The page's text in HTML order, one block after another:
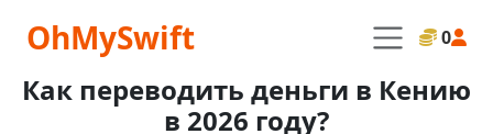
OhMySwift 0
Как переводить деньги в Кению
в 2026 году?